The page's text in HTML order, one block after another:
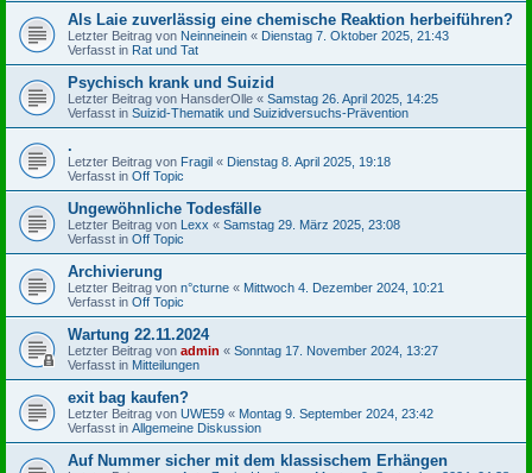
Als Laie zuverlässig eine chemische Reaktion herbeiführen?
Letzter Beitrag von Neinneinein « Dienstag 7. Oktober 2025, 21:43
Verfasst in Rat und Tat
Psychisch krank und Suizid
Letzter Beitrag von HansderOlle « Samstag 26. April 2025, 14:25
Verfasst in Suizid-Thematik und Suizidversuchs-Prävention
.
Letzter Beitrag von Fragil « Dienstag 8. April 2025, 19:18
Verfasst in Off Topic
Ungewöhnliche Todesfälle
Letzter Beitrag von Lexx « Samstag 29. März 2025, 23:08
Verfasst in Off Topic
Archivierung
Letzter Beitrag von n°cturne « Mittwoch 4. Dezember 2024, 10:21
Verfasst in Off Topic
Wartung 22.11.2024
Letzter Beitrag von admin « Sonntag 17. November 2024, 13:27
Verfasst in Mitteilungen
exit bag kaufen?
Letzter Beitrag von UWE59 « Montag 9. September 2024, 23:42
Verfasst in Allgemeine Diskussion
Auf Nummer sicher mit dem klassischem Erhängen